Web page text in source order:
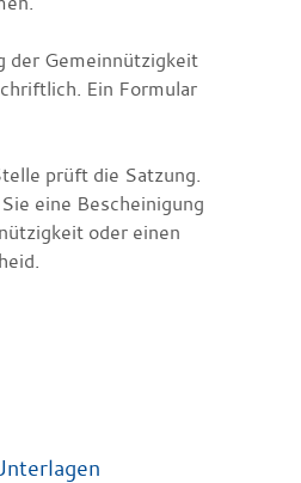
der Gemeinnützigkeit
Ein Formular
prüft die Satzung.
eine Bescheinigung
oder einen